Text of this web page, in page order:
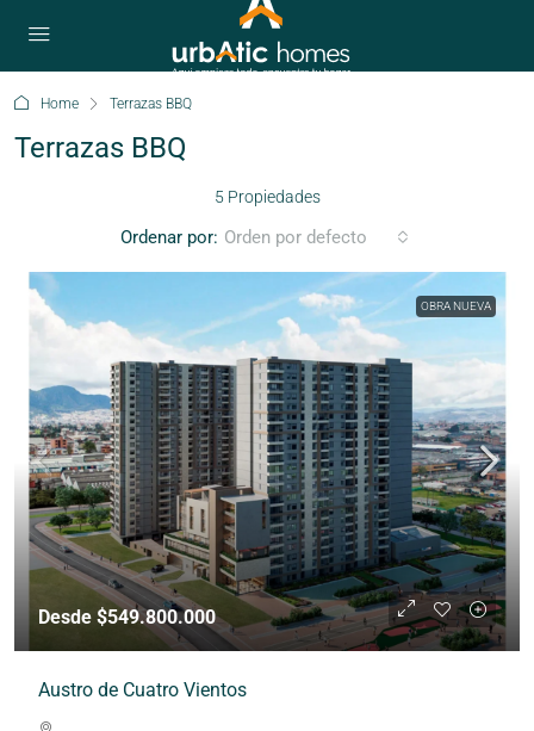
Home Terrazas BBQ
Terrazas BBQ
5 Propiedades
Ordenar por: Orden por defecto
OBRA NUEVA
Desde $549.800.000
Austro de Cuatro Vientos